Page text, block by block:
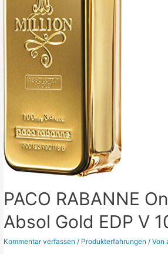
PACO RABANNE
Absol Gold EDP V
Kommentar verfassen / Produkterfahrungen / Von